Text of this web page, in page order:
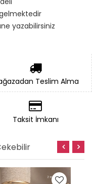
yazabilirsiniz
Teslim Alma
Taksit İmkanı